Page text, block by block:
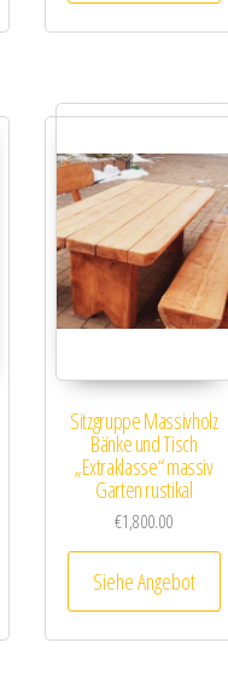
Sitzgruppe Massivholz
Bänke und Tisch
„Extraklasse“ massiv
Garten rustikal
€1,800.00
Siehe Angebot